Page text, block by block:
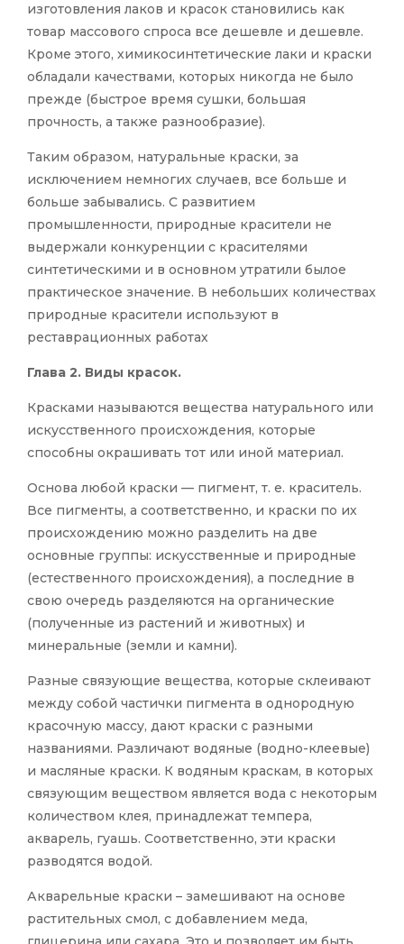
изготовления лаков и красок становились как
товар массового спроса все дешевле и дешевле.
Кроме этого, химикосинтетические лаки и краски
обладали качествами, которых никогда не было
прежде (быстрое время сушки, большая
прочность, а также разнообразие).
Таким образом, натуральные краски, за
исключением немногих случаев, все больше и
больше забывались. С развитием
промышленности, природные красители не
выдержали конкуренции с красителями
синтетическими и в основном утратили былое
практическое значение. В небольших количествах
природные красители используют в
реставрационных работах
Глава 2. Виды красок.
Красками называются вещества натурального или
искусственного происхождения, которые
способны окрашивать тот или иной материал.
Основа любой краски — пигмент, т. е. краситель.
Все пигменты, а соответственно, и краски по их
происхождению можно разделить на две
основные группы: искусственные и природные
(естественного происхождения), а последние в
свою очередь разделяются на органические
(полученные из растений и животных) и
минеральные (земли и камни).
Разные связующие вещества, которые склеивают
между собой частички пигмента в однородную
красочную массу, дают краски с разными
названиями. Различают водяные (водно-клеевые)
и масляные краски. К водяным краскам, в которых
связующим веществом является вода с некоторым
количеством клея, принадлежат темпера,
акварель, гуашь. Соответственно, эти краски
разводятся водой.
Акварельные краски – замешивают на основе
растительных смол, с добавлением меда,